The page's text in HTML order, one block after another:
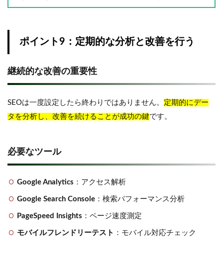
ポイント9：定期的な分析と改善を行う
継続的な改善の重要性
SEOは一度設定したら終わりではありません。 定期的にデー
タを分析し、改善を続けることが成功の鍵です。
必要なツール
Google Analytics ：アクセス解析
Google Search Console：検索パフォーマンス分析
PageSpeed Insights ：ページ速度測定
モバイルフレンドリーテスト ：モバイル対応チェック